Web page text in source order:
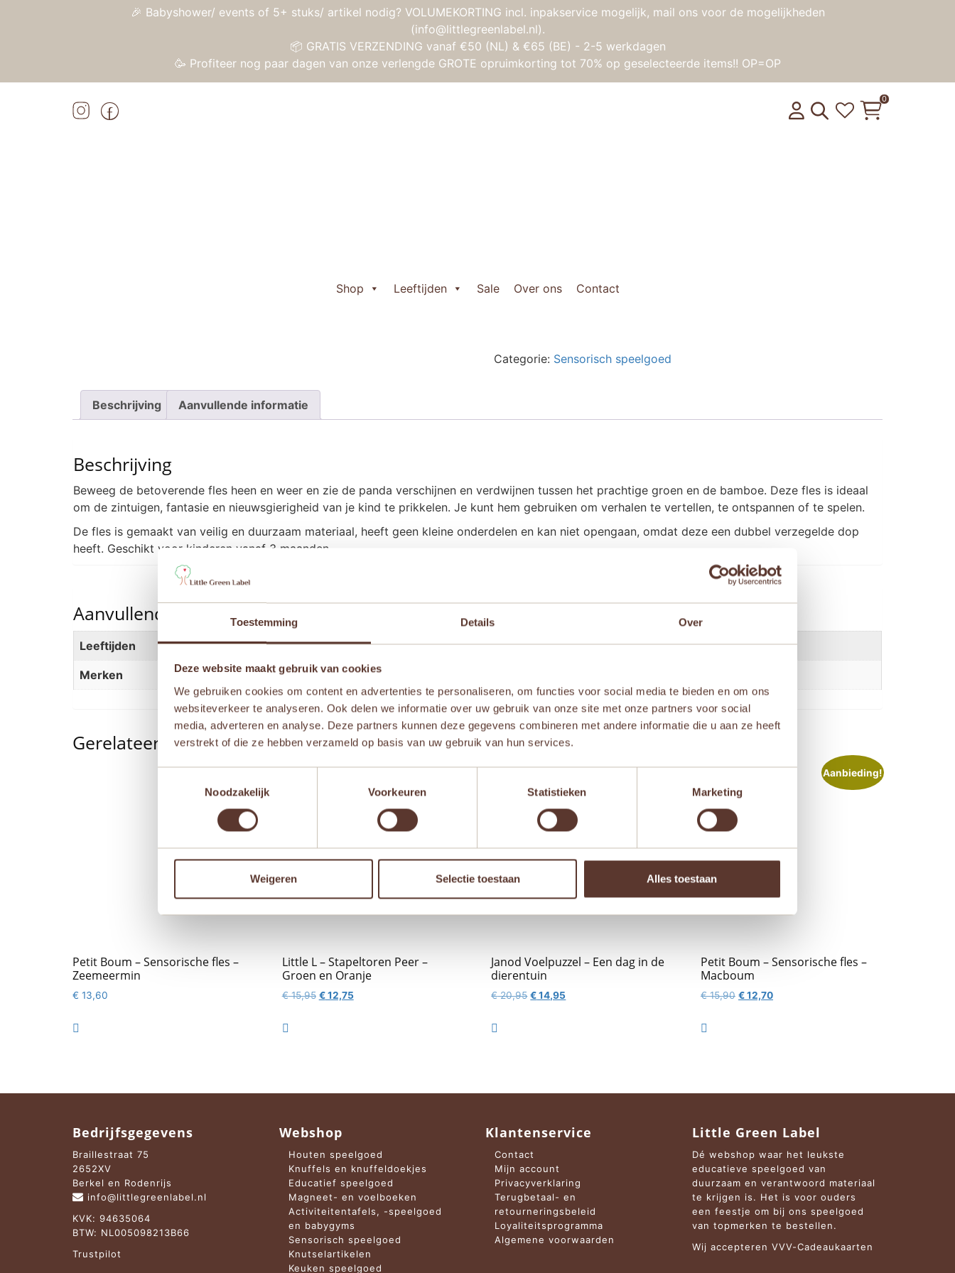
Toestemming Details Over
Deze website maakt gebruik van cookies
We gebruiken cookies om content en advertenties te personaliseren, om functies voor social media te bieden en om ons
websiteverkeer te analyseren. Ook delen we informatie over uw gebruik van onze site met onze partners voor social
media, adverteren en analyse. Deze partners kunnen deze gegevens combineren met andere informatie die u aan ze heeft
verstrekt of die ze hebben verzameld op basis van uw gebruik van hun services.
Noodzakelijk
Voorkeuren Statistieken Marketing
Weigeren Selectie toestaan Alles toestaan
🎉 Babyshower/ events of 5+ stuks/ artikel nodig? VOLUMEKORTING incl. inpakservice mogelijk, mail ons voor de mogelijkheden
(info@littlegreenlabel.nl).
📦 GRATIS VERZENDING vanaf €50 (NL) & €65 (BE) - 2-5 werkdagen
🥳 Profiteer nog paar dagen van onze verlengde GROTE opruimkorting tot 70% op geselecteerde items!! OP=OP
0
Shop Leeftijden Sale Over ons Contact
Boum
-
Panda
Categorie: Sensorisch speelgoed
Beschrijving Aanvullende informatie
Beschrijving
Beweeg de betoverende fles heen en weer en zie de panda verschijnen en verdwijnen tussen het prachtige groen en de bamboe. Deze fles is ideaal
om de zintuigen, fantasie en nieuwsgierigheid van je kind te prikkelen. Je kunt hem gebruiken om verhalen te vertellen, te ontspannen of te spelen.
De fles is gemaakt van veilig en duurzaam materiaal, heeft geen kleine onderdelen en kan niet opengaan, omdat deze een dubbel verzegelde dop
heeft. Geschikt voor kinderen vanaf 3 maanden.
Aanvullende informatie
Leeftijden Newborn,Vanaf 1 jaar,Vanaf 2 jaar
Merken Petit Boum
Gerelateerde producten
Petit Boum – Sensorische fles –
Zeemeermin
€ 13,60

Little L – Stapeltoren Peer –
Groen en Oranje
€15,95 Oorspronkelijke
€12,75Huidige

Janod Voelpuzzel – Een dag in de
dierentuin
€20,95 Oorspronkelijke
€14,95Huidige

Aanbieding!
Petit Boum – Sensorische fles –
Macboum
€15,90 Oorspronkelijke
€12,70Huidige

Bedrijfsgegevens
Braillestraat 75
2652XV
Berkel en Rodenrijs
info@littlegreenlabel.nl
KVK: 94635064
BTW: NL005098213B66
Trustpilot
Webshop
Houten speelgoed
Knuffels en knuffeldoekjes
Educatief speelgoed
Magneet- en voelboeken
Activiteitentafels, -speelgoed
en babygyms
Sensorisch speelgoed
Knutselartikelen
Keuken speelgoed
Klantenservice
Contact
Mijn account
Privacyverklaring
Terugbetaal- en
retourneringsbeleid
Loyaliteitsprogramma
Algemene voorwaarden
Little Green Label
Dé webshop waar het leukste
educatieve speelgoed van
duurzaam en verantwoord materiaal
te krijgen is. Het is voor ouders
een feestje om bij ons speelgoed
van topmerken te bestellen.
Wij accepteren VVV-Cadeaukaarten